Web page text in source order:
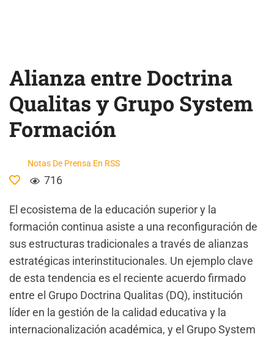
Alianza entre Doctrina
Qualitas y Grupo System
Formación
Notas De Prensa En RSS
716
El ecosistema de la educación superior y la
formación continua asiste a una reconfiguración de
sus estructuras tradicionales a través de alianzas
estratégicas interinstitucionales. Un ejemplo clave
de esta tendencia es el reciente acuerdo firmado
entre el Grupo Doctrina Qualitas (DQ), institución
líder en la gestión de la calidad educativa y la
internacionalización académica, y el Grupo System